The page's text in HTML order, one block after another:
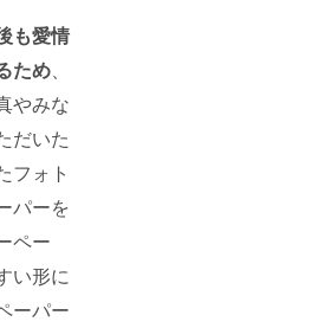
も愛情
ため、
やみな
だいた
フォト
パーを
ペー
い形に
ーパー